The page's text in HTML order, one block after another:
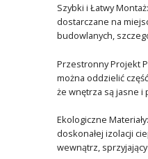
Szybki i Łatwy
dostarczane na
budowlanych,
Przestronny Projekt
można oddzielić
że wnętrza są jasne
Ekologiczne
doskonałej izolacji
wewnątrz,